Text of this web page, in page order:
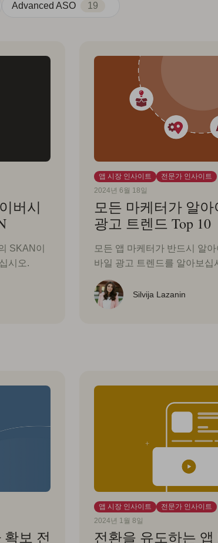
Advanced ASO 19
버시
SKAN이
시오.
앱 시장 인사이트
전문가 인사이트
2024년 6월 18일
모든 마케터가 알
광고 트렌드 Top 10
모든 앱 마케터가 반드시 알
바일 광고 트렌드를 알아보십
Silvija Lazanin
확보 전
앱 시장 인사이트
전문가 인사이트
2024년 1월 8일
전환을 유도하는